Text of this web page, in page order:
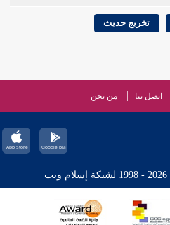
تخريج حديث
اتصل بنا من نحن